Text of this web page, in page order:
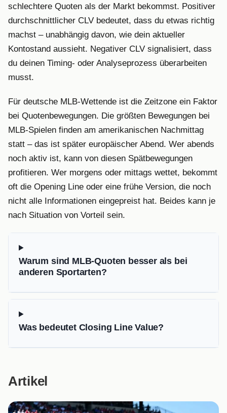
schlechtere Quoten als der Markt bekommst. Positiver
durchschnittlicher CLV bedeutet, dass du etwas richtig
machst – unabhängig davon, wie dein aktueller
Kontostand aussieht. Negativer CLV signalisiert, dass
du deinen Timing- oder Analyseprozess überarbeiten
musst.
Für deutsche MLB-Wettende ist die Zeitzone ein Faktor
bei Quotenbewegungen. Die größten Bewegungen bei
MLB-Spielen finden am amerikanischen Nachmittag
statt – das ist später europäischer Abend. Wer abends
noch aktiv ist, kann von diesen Spätbewegungen
profitieren. Wer morgens oder mittags wettet, bekommt
oft die Opening Line oder eine frühe Version, die noch
nicht alle Informationen eingepreist hat. Beides kann je
nach Situation von Vorteil sein.
Warum sind MLB-Quoten besser als bei
anderen Sportarten?
Was bedeutet Closing Line Value?
Artikel